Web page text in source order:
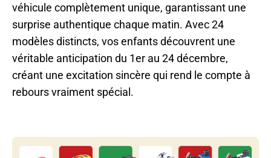
véhicule complètement unique, garantissant une
surprise authentique chaque matin. Avec 24
modèles distincts, vos enfants découvrent une
véritable anticipation du 1er au 24 décembre,
créant une excitation sincère qui rend le compte à
rebours vraiment spécial.